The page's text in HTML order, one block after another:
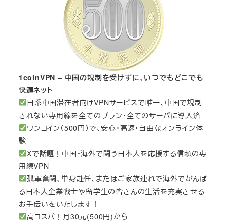
1coinVPN – 中国の規制を受けずに、いつでもどこでも
快適ネット
日系中国滞在者向けVPNサービスで唯一、中国で規制
されない専用線を全てのプラン・全てのサーバに導入済
ワンコイン（500円）で、安心・高速・自由なオンライン体
験
Xで話題！中国・海外で闘う日本人を応援する信頼の専
用線VPN
孤軍奮闘、単身赴任、またはご家族連れで海外でがんば
る日本人企業戦士や留学生の皆さんの生活を充実させる
お手伝いをいたします！
高コスパ！月30元(500円)から